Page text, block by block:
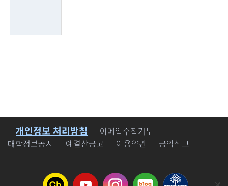
바로가기
개인정보 처리방침
이메일수집거부
대학정보공시
예결산공고 이용약관 공익신고